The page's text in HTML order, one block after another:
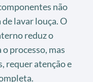
não
lavar louça. O
reduz o
processo, mas
requer atenção e